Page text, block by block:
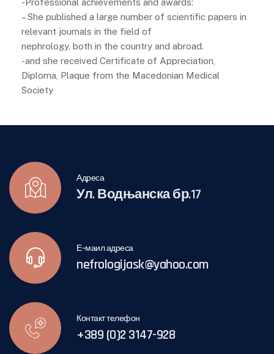
– She published a large number of scientific papers in
relevant journals in the field of
nephrology, both in the country and abroad.
-and she received Certificate of Appreciation,
Diploma, Plaque from the Macedonian Medical
Society
Адреса
Ул. Водњанска бр.17
Е-маил адреса
nefrologijask@yahoo.com
Контакт телефон
+389 (0)2 3147-928